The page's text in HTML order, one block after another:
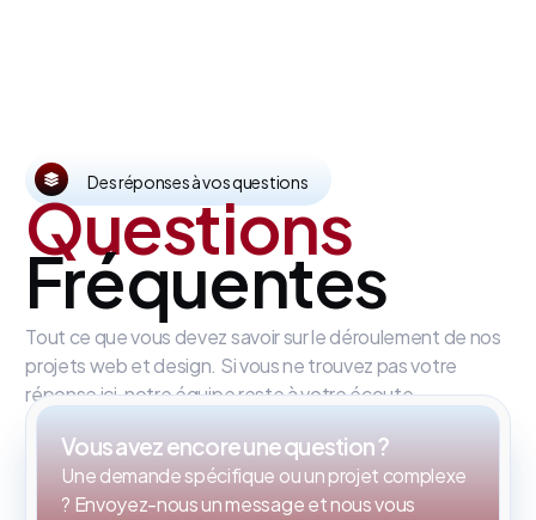
Des réponses à vos questions
Questions
Fréquentes
Tout ce que vous devez savoir sur le déroulement de nos
projets web et design. Si vous ne trouvez pas votre
réponse ici, notre équipe reste à votre écoute.
Vous avez encore une question ?
Une demande spécifique ou un projet complexe
? Envoyez-nous un message et nous vous